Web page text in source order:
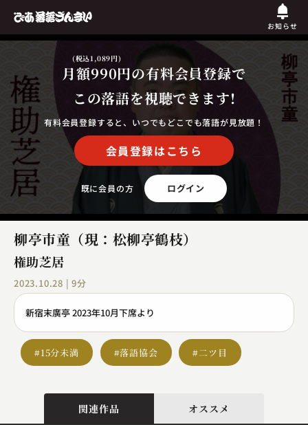
お知らせ
月額990円
(税込1,089円)
の有料会員登録で
この落語を視聴できます!
有料会員登録すると、いつでもどこでも落語が見放題！
会員登録はこちら
既に会員の方 ログイン
柳亭市童（現：松柳亭鶴枝）
権助芝居
2023.10.28 | 9分
新宿末廣亭 2023年10月下席より
#15分未満 #落語協会 #二ツ目
関連作品 オススメ